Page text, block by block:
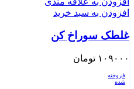
افزودن به سبد خرید
غلطک سوراخ کن
۱۰۹۰۰۰ تومان
فروخته
شده